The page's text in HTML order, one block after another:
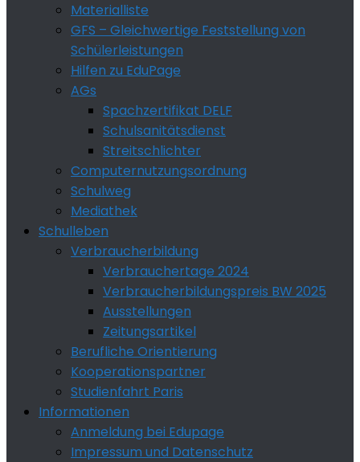
Materialliste
GFS – Gleichwertige Feststellung von
Schülerleistungen
Hilfen zu EduPage
AGs
Spachzertifikat DELF
Schulsanitätsdienst
Streitschlichter
Computernutzungsordnung
Schulweg
Mediathek
Schulleben
Verbraucherbildung
Verbrauchertage 2024
Verbraucherbildungspreis BW 2025
Ausstellungen
Zeitungsartikel
Berufliche Orientierung
Kooperationspartner
Studienfahrt Paris
Informationen
Anmeldung bei Edupage
Impressum und Datenschutz